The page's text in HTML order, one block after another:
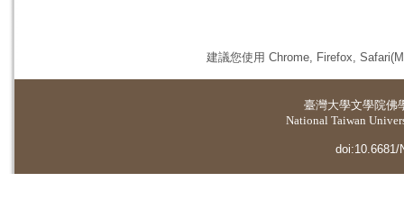
建議您使用 Chrome, Firefox,
臺灣大學文學院佛
National Taiwan
doi:10.6681/